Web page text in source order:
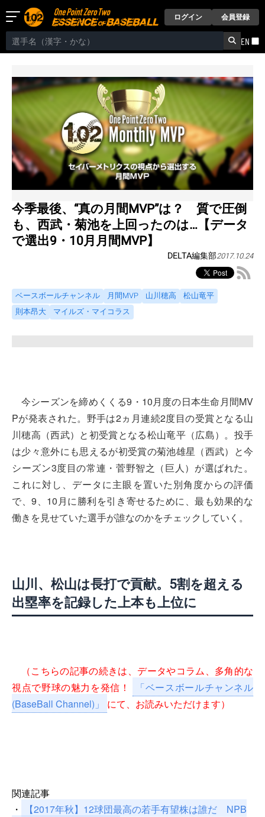
ログイン 会員登録
EN
今季最後、“真の月間MVP”は？ 質で圧倒
も、西武・菊池を上回ったのは…【データ
で選出9・10月月間MVP】
DELTA編集部2017.10.24
ベースボールチャンネル 月間MVP 山川穂高
松山竜平
則本昂大
マイルズ・マイコラス
今シーズンを締めくくる9・10月度の日本生命月間MV
Pが発表された。野手は2ヵ月連続2度目の受賞となる山
川穂高（西武）と初受賞となる松山竜平（広島）。投手
は少々意外にも思えるが初受賞の菊池雄星（西武）と今
シーズン3度目の常連・菅野智之（巨人）が選ばれた。
これに対し、データに主眼を置いた別角度からの評価
で、9、10月に勝利を引き寄せるために、最も効果的な
働きを見せていた選手が誰なのかをチェックしていく。
山川、松山は長打で貢献。5割を超える
出塁率を記録した上本も上位に
（こちらの記事の続きは、データやコラム、多角的な
視点で野球の魅力を発信！
「ベースボールチャンネル
(BaseBall Channel)」
にて、お読みいただけます）
関連記事
・
【2017年秋】12球団最高の若手有望株は誰だ NPB